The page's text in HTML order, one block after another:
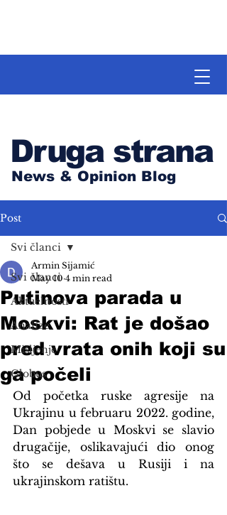
Druga strana
News & Opinion Blog
Post
Svi članci
Aktuelnosti
Analize
Mišljenje
Globus
Svi članci
Putinova parada u
Moskvi: Rat je došao
pred vrata onih koji su
ga počeli
Armin Sijamić
May 10 4 min read
Od početka ruske agresije na
Ukrajinu u februaru 2022. godine,
Dan pobjede u Moskvi se slavio
drugačije, oslikavajući dio onog
što se dešava u Rusiji i na
ukrajinskom ratištu.